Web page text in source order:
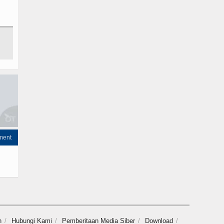
Hubungi Kami Pemberitaan Media Siber Download